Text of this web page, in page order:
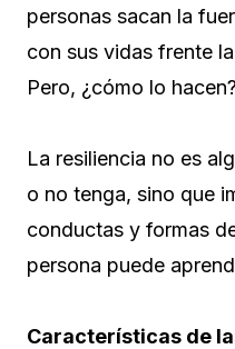
personas sacan la
con sus vidas frente
Pero, ¿cómo lo hacen?
La resiliencia no es
o no tenga, sino que
conductas y formas
persona puede
Características de